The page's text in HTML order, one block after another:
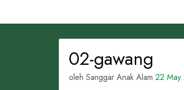
02-gawang
oleh Sanggar Anak Alam 22 May